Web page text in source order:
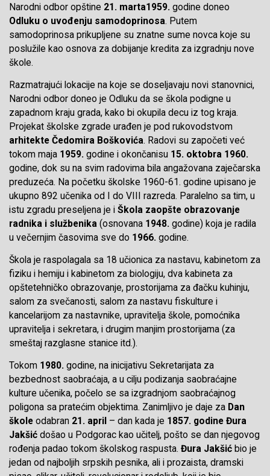
Narodni odbor opštine 21. marta1959. godine doneo
Odluku o uvođenju samodoprinosa. Putem
samodoprinosa prikupljene su znatne sume novca koje su
poslužile kao osnova za dobijanje kredita za izgradnju nove
škole.
Razmatrajući lokacije na koje se doseljavaju novi stanovnici,
Narodni odbor doneo je Odluku da se škola podigne u
zapadnom kraju grada, kako bi okupila decu iz tog kraja.
Projekat školske zgrade urađen je pod rukovodstvom
arhitekte Čedomira Boškovića. Radovi su započeti već
tokom maja 1959. godine i okončanisu 15. oktobra 1960.
godine, dok su na svim radovima bila angažovana zaječarska
preduzeća. Na početku školske 1960-61. godine upisano je
ukupno 892 učenika od I do VIII razreda. Paralelno sa tim, u
istu zgradu preseljena je i Škola zaopšte obrazovanje
radnika i službenika (osnovana 1948. godine) koja je radila
u večernjim časovima sve do 1966. godine.
Škola je raspolagala sa 18 učionica za nastavu, kabinetom za
fiziku i hemiju i kabinetom za biologiju, dva kabineta za
opštetehničko obrazovanje, prostorijama za đačku kuhinju,
salom za svečanosti, salom za nastavu fiskulture i
kancelarijom za nastavnike, upravitelja škole, pomoćnika
upravitelja i sekretara, i drugim manjim prostorijama (za
smeštaj razglasne stanice itd.).
Tokom 1980. godine, na inicijativu Sekretarijata za
bezbednost saobraćaja, a u cilju podizanja saobraćajne
kulture učenika, počelo se sa izgradnjom saobraćajnog
poligona sa pratećim objektima. Zanimljivo je daje za Dan
škole odabran 21. april – dan kada je 1857. godine Đura
Jakšić došao u Podgorac kao učitelj, pošto se dan njegovog
rođenja padao tokom školskog raspusta. Đura Jakšić bio je
jedan od najboljih srpskih pesnika, ali i prozaista, dramski